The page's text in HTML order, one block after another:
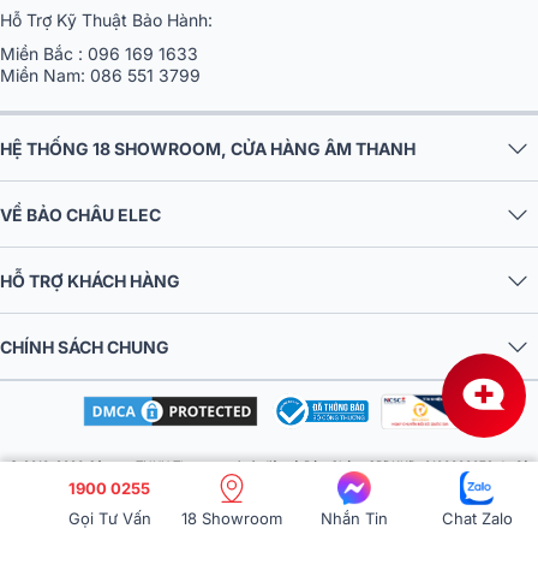
Miền Bắc :096 169 1633
Miền Nam:
086 551 3799
HỆ THỐNG 18 SHOWROOM, CỬA HÀNG ÂM THANH
© 2016-2026 Công ty TNHH Thương mại và điện tử Bảo Châu. GPDKKD: 0106303879 do Sở
Thạch, Phường Từ Liêm, Thành phố Hà Nội, Việt Nam. Điện thoại: 024 730 10 255. Email:
baochauelec@gmail.com. Chịu trách nhiệm nội dung: Nhật Lệ.
1900 0255
Gọi Tư Vấn
18 Showroom Nhắn Tin Chat Zalo